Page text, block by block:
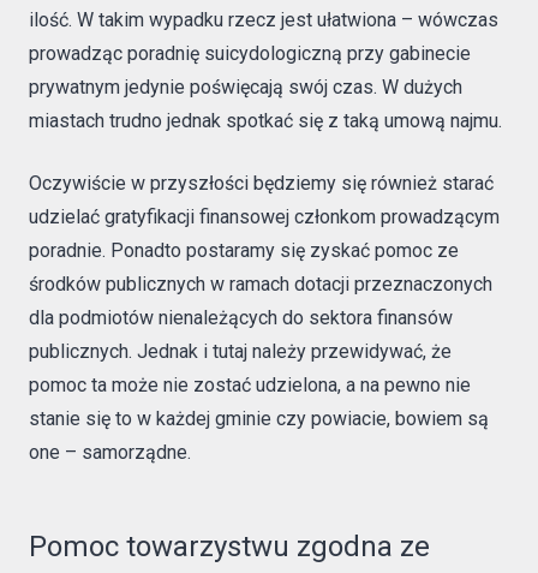
ilość. W takim wypadku rzecz jest ułatwiona – wówczas
prowadząc poradnię suicydologiczną przy gabinecie
prywatnym jedynie poświęcają swój czas. W dużych
miastach trudno jednak spotkać się z taką umową najmu.
Oczywiście w przyszłości będziemy się również starać
udzielać gratyfikacji finansowej członkom prowadzącym
poradnie. Ponadto postaramy się zyskać pomoc ze
środków publicznych w ramach dotacji przeznaczonych
dla podmiotów nienależących do sektora finansów
publicznych. Jednak i tutaj należy przewidywać, że
pomoc ta może nie zostać udzielona, a na pewno nie
stanie się to w każdej gminie czy powiacie, bowiem są
one – samorządne.
Pomoc towarzystwu zgodna ze